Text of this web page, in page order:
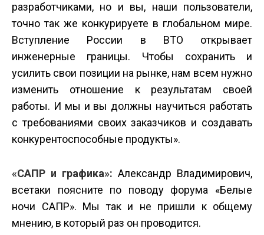
разработчиками, но и вы, наши пользователи,
точно так же конкурируете в глобальном мире.
Вступление России в ВТО открывает
инженерные границы. Чтобы сохранить и
усилить свои позиции на рынке, нам всем нужно
изменить отношение к результатам своей
работы. И мы и вы должны научиться работать
с требованиями своих заказчиков и создавать
конкурентоспособные продукты».
«САПР и графика»: Александр Владимирович,
все­таки поясните по поводу форума «Белые
ночи САПР». Мы так и не пришли к общему
мнению, в который раз он проводится.